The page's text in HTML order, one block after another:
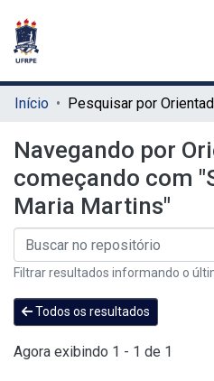
Início Pesquisar por
Navegando por
começando com
Maria Martins"
Filtrar resultados informando o
Todos os resultados
Agora exibindo 1 - 1 de 1